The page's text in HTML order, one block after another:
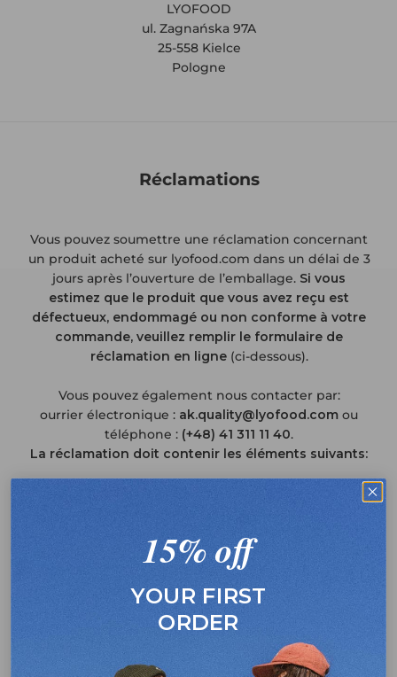
LYOFOOD
ul. Zagnańska 97A
25-558 Kielce
Pologne
Réclamations
Vous pouvez soumettre une réclamation concernant
un produit acheté sur lyofood.com dans un délai de 3
jours après l’ouverture de l’emballage. Si vous
estimez que le produit que vous avez reçu est
défectueux, endommagé ou non conforme à votre
commande, veuillez remplir le formulaire de
réclamation en ligne(ci-dessous).
Vous pouvez également nous contacter par:
ourrier électronique : ak.quality@lyofood.com ou
téléphone : (+48) 41 311 11 40.
La réclamation doit contenir les éléments suivants:
• numéro de commande ou preuve d’achat
• les détails des produits faisant l'objet de la
réclamation (nom, taille de la portion, numéro de lot,
date de péremption)
• une photo (si possible), une description du
problème et de la date à laquelle le défaut a été
constaté pour la première fois, ainsi que, le cas
échéant, toute circonstance pertinente à l'appui de la
15% off
YOUR FIRST
ORDER